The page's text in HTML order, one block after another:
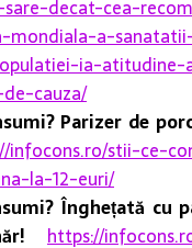
decat-cea-
mondiala-a-
ia-atitudine-
cauza/
Parizer de
infocons.ro/stii-ce-
la-12-euri/
Înghețată cu
https://